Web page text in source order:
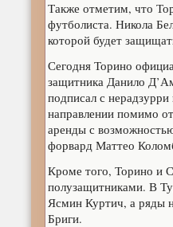
Также отметим, что
футболиста. Никола
которой будет
Сегодня Торино
защитника Данило
подписал с
направлении помимо
аренды с
форвард Маттео
Кроме того, Торино и
полузащитниками. В
Ясмин Куртич, а ряды
Бриги.